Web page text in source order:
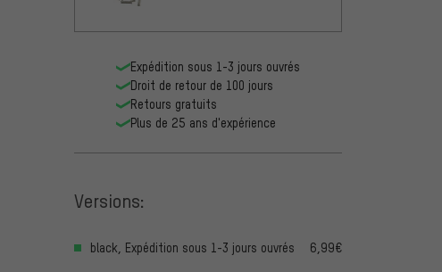
Expédition sous 1-3 jours ouvrés
Droit de retour de 100 jours
Retours gratuits
Plus de 25 ans d'expérience
Versions:
black, Expédition sous 1-3 jours ouvrés 6,99€